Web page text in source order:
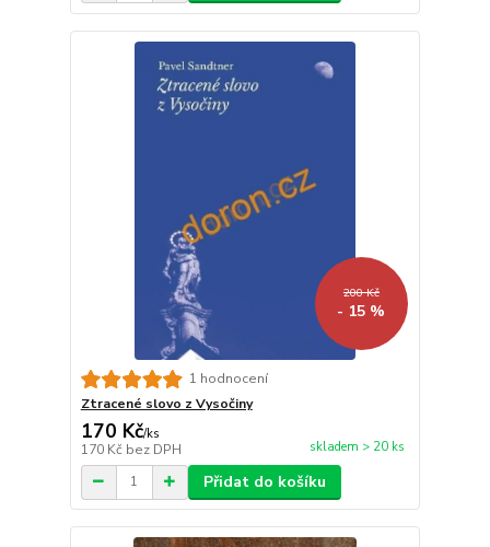
200 Kč
- 15 %
1 hodnocení
Ztracené slovo z Vysočiny
170 Kč/ks
170 Kč bez DPH skladem > 20 ks
Přidat do košíku